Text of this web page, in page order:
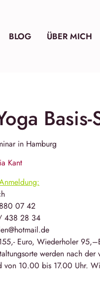
BLOG ÜBER MICH
in Hamburg
Kant
07 42
438 28 34
Euro, Wiederholer
werden nach
von 10.00 bis 17.00 Uhr.